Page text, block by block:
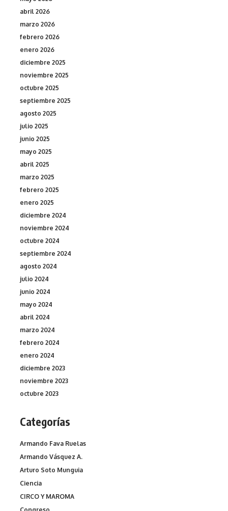
abril 2026
marzo 2026
febrero 2026
enero 2026
diciembre 2025
noviembre 2025
octubre 2025
septiembre 2025
agosto 2025
julio 2025
junio 2025
mayo 2025
abril 2025
marzo 2025
febrero 2025
enero 2025
diciembre 2024
noviembre 2024
octubre 2024
septiembre 2024
agosto 2024
julio 2024
junio 2024
mayo 2024
abril 2024
marzo 2024
febrero 2024
enero 2024
diciembre 2023
noviembre 2023
octubre 2023
Categorías
Armando Fava Ruelas
Armando Vásquez A.
Arturo Soto Munguia
Ciencia
CIRCO Y MAROMA